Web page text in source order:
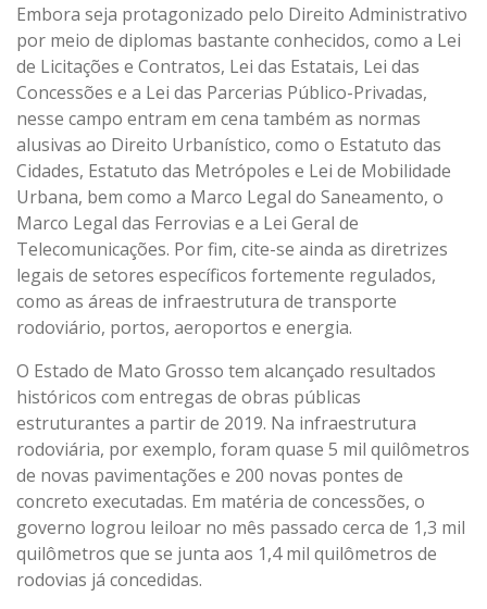
Embora seja protagonizado pelo Direito Administrativo
por meio de diplomas bastante conhecidos, como a Lei
de Licitações e Contratos, Lei das Estatais, Lei das
Concessões e a Lei das Parcerias Público-Privadas,
nesse campo entram em cena também as normas
alusivas ao Direito Urbanístico, como o Estatuto das
Cidades, Estatuto das Metrópoles e Lei de Mobilidade
Urbana, bem como a Marco Legal do Saneamento, o
Marco Legal das Ferrovias e a Lei Geral de
Telecomunicações. Por fim, cite-se ainda as diretrizes
legais de setores específicos fortemente regulados,
como as áreas de infraestrutura de transporte
rodoviário, portos, aeroportos e energia.
O Estado de Mato Grosso tem alcançado resultados
históricos com entregas de obras públicas
estruturantes a partir de 2019. Na infraestrutura
rodoviária, por exemplo, foram quase 5 mil quilômetros
de novas pavimentações e 200 novas pontes de
concreto executadas. Em matéria de concessões, o
governo logrou leiloar no mês passado cerca de 1,3 mil
quilômetros que se junta aos 1,4 mil quilômetros de
rodovias já concedidas.